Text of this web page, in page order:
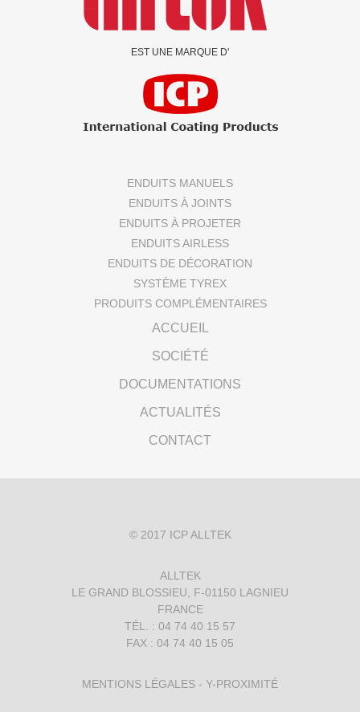
EST UNE MARQUE D'
ENDUITS MANUELS
ENDUITS À JOINTS
ENDUITS À PROJETER
ENDUITS AIRLESS
ENDUITS DE DÉCORATION
SYSTÈME TYREX
PRODUITS COMPLÉMENTAIRES
ACCUEIL
SOCIÉTÉ
DOCUMENTATIONS
ACTUALITÉS
CONTACT
© 2017 ICP ALLTEK
ALLTEK
LE GRAND BLOSSIEU, F-01150 LAGNIEU
FRANCE
TÉL. : 04 74 40 15 57
FAX : 04 74 40 15 05
MENTIONS LÉGALES - Y-PROXIMITÉ